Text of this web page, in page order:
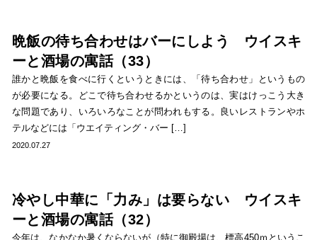
晩飯の待ち合わせはバーにしよう ウイスキ
ーと酒場の寓話（33）
誰かと晩飯を食べに行くというときには、「待ち合わせ」というもの
が必要になる。どこで待ち合わせるかというのは、実はけっこう大き
な問題であり、いろいろなことが問われもする。良いレストランやホ
テルなどには「ウエイティング・バー […]
2020.07.27
冷やし中華に「力み」は要らない ウイスキ
ーと酒場の寓話（32）
今年は、なかなか暑くならないが（特に御殿場は、標高450ｍというこ